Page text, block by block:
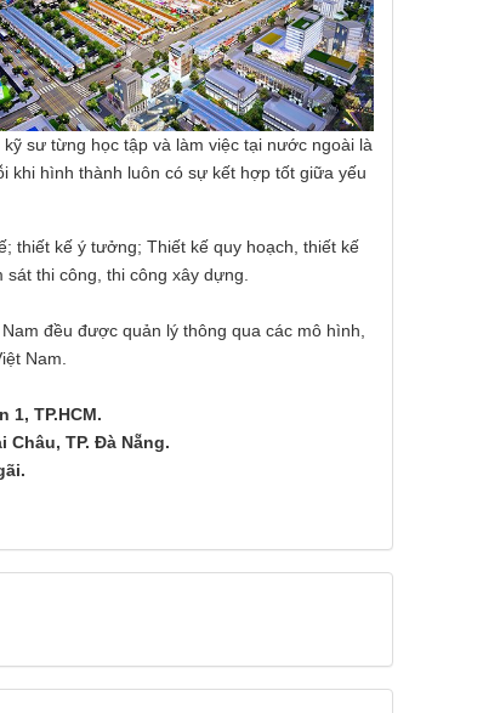
sư từng học tập và làm việc tại nước ngoài là
khi hình thành luôn có sự kết hợp tốt giữa yếu
thiết kế ý tưởng; Thiết kế quy hoạch, thiết kế
thi công, thi công xây dựng.
đều được quản lý thông qua các mô hình,
Nam.
1, TP.HCM.
Châu, TP. Đà Nẵng.